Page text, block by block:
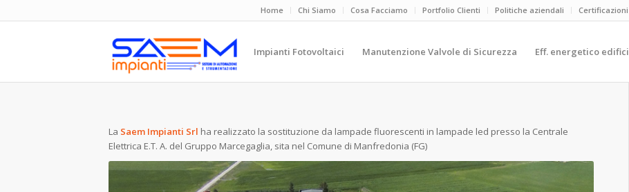
Home Chi Siamo Cosa Facciamo Portfolio Clienti Politiche aziendali Certificazioni
Impianti Fotovoltaici Manutenzione Valvole di Sicurezza Eff. energetico edifici
La Saem Impianti Srl ha realizzato la sostituzione da lampade fluorescenti in lampade led presso la Centrale
Elettrica E.T. A. del Gruppo Marcegaglia, sita nel Comune di Manfredonia (FG)